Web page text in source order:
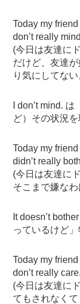
Today my
don’t really
(今日は友達に
だけど、友達
り気にしてな
I don’t mind.
ど）その状況
Today my
didn’t really
(今日は友達に
そこまで嫌な
It doesn’t
っているけど
Today my
don’t really care.
(今日は友達に
てもされなく